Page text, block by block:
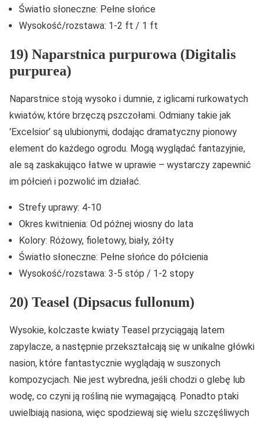
Światło słoneczne: Pełne słońce
Wysokość/rozstawa: 1-2 ft / 1 ft
19) Naparstnica purpurowa (Digitalis
purpurea)
Naparstnice stoją wysoko i dumnie, z iglicami rurkowatych
kwiatów, które brzęczą pszczołami. Odmiany takie jak
'Excelsior’ są ulubionymi, dodając dramatyczny pionowy
element do każdego ogrodu. Mogą wyglądać fantazyjnie,
ale są zaskakująco łatwe w uprawie – wystarczy zapewnić
im półcień i pozwolić im działać.
Strefy uprawy: 4-10
Okres kwitnienia: Od późnej wiosny do lata
Kolory: Różowy, fioletowy, biały, żółty
Światło słoneczne: Pełne słońce do półcienia
Wysokość/rozstawa: 3-5 stóp / 1-2 stopy
20) Teasel (Dipsacus fullonum)
Wysokie, kolczaste kwiaty Teasel przyciągają latem
zapylacze, a następnie przekształcają się w unikalne główki
nasion, które fantastycznie wyglądają w suszonych
kompozycjach. Nie jest wybredna, jeśli chodzi o glebę lub
wodę, co czyni ją rośliną nie wymagającą. Ponadto ptaki
uwielbiają nasiona, więc spodziewaj się wielu szczęśliwych